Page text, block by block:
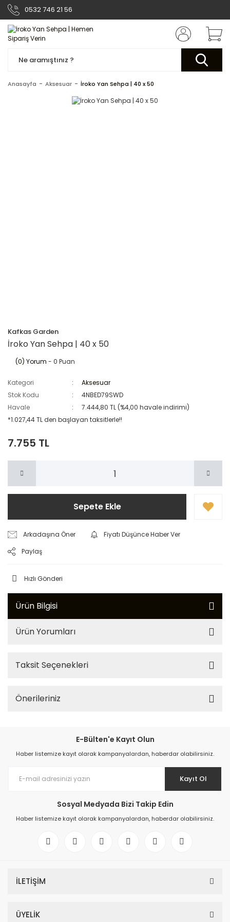
0532 746 21 56
Anasayfa Aksesuar İroko Yan Sehpa | 40 x 50
Kafkas Garden
İroko Yan Sehpa | 40 x 50
(0) Yorum - 0 Puan
Kategori
Aksesuar
Stok Kodu
4NBED79SWD
Havale
7.444,80 TL (%4,00 havale indirimi)
*1.027,44 TL den başlayan taksitlerle!!
7.755 TL
Sepete Ekle
Arkadaşına Öner
Fiyatı Düşünce Haber Ver
Paylaş
Hızlı Gönderi
Ürün Bilgisi
Ürün Yorumları
Taksit Seçenekleri
Önerileriniz
E-Bülten'e Kayıt Olun
Haber listemize kayıt olarak kampanyalardan, haberdar olabilirsiniz.
Kayıt Ol
Sosyal Medyada Bizi Takip Edin
Haber listemize kayıt olarak kampanyalardan, haberdar olabilirsiniz.
İLETİŞİM
ÜYELİK